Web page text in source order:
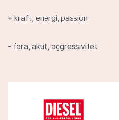
+ kraft, energi, passion
- fara, akut, aggressivitet